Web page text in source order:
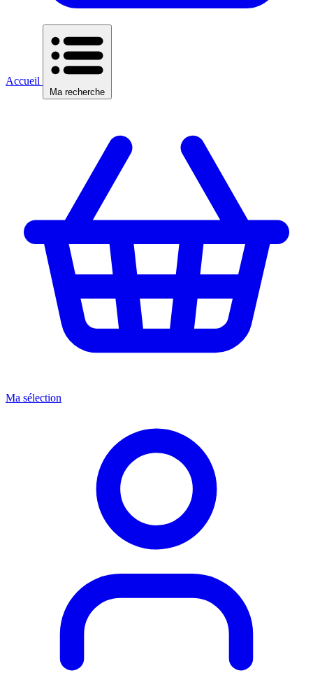
Accueil
Ma recherche
Ma sélection